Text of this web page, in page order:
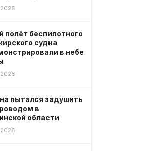
полёт беспилотного
судна
в небе
пытался задушить
в
области